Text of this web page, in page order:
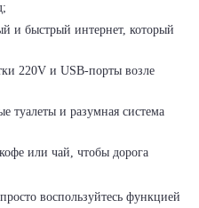
и быстрый интернет, который
220V и USB-порты возле
туалеты и разумная система
или чай, чтобы дорога
воспользуйтесь функцией